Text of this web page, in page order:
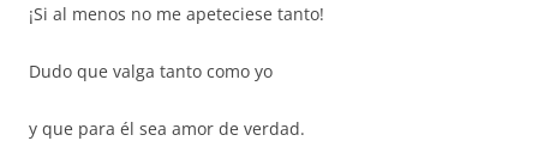
¡Si al menos no me apeteciese tanto!
Dudo que valga tanto como yo
y que para él sea amor de verdad.